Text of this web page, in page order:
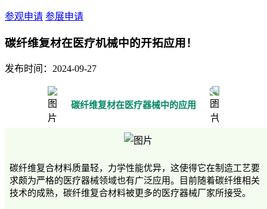
参观申请 参展申请
碳纤维复材在医疗机械中的开拓应用！
发布时间：2024-09-27
碳纤维复材在医疗器械中的应用
碳纤维复合材料质量轻，力学性能优异，这使得它在制造工艺要
求颇为严格的医疗器械领域也有广泛应用。目前随着碳纤维相关
技术的成熟，碳纤维复合材料被更多的医疗器械厂家所接受。